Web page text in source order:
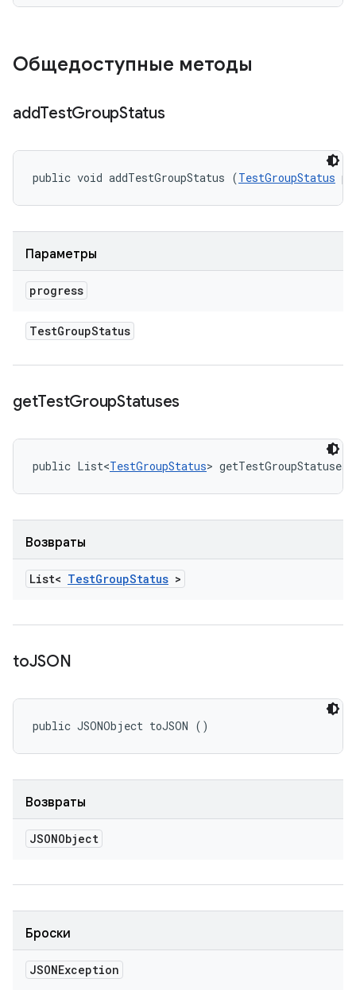
Общедоступные методы
addTestGroupStatus
public void addTestGroupStatus (TestGroupStatus
Параметры
progress
TestGroupStatus
getTestGroupStatuses
public List<TestGroupStatus>
Возвраты
List< TestGroupStatus >
toJSON
public JSONObject toJSON ()
Возвраты
JSONObject
Броски
JSONException